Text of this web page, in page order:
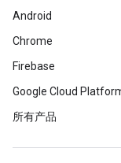
Android
Chrome
Firebase
Google Cloud
所有产品